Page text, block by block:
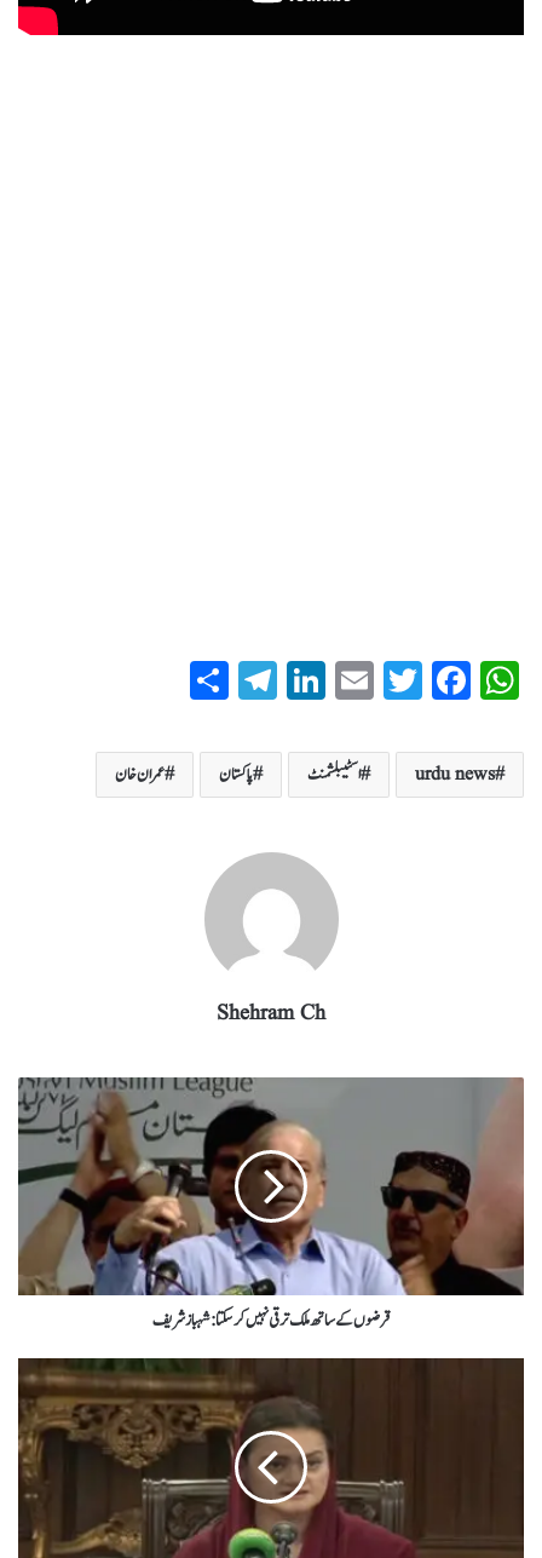
W
ts
A
Fa
bo
ok
T
tte
r
E
ail
Li
ed
In
T
eg
ra
re urdu news اسٹیبلشمنٹ پاکستان عمران خان
Shehram Ch
قرضوں کے ساتھ ملک ترقی نہیں کرسکتا : شہباز شریف